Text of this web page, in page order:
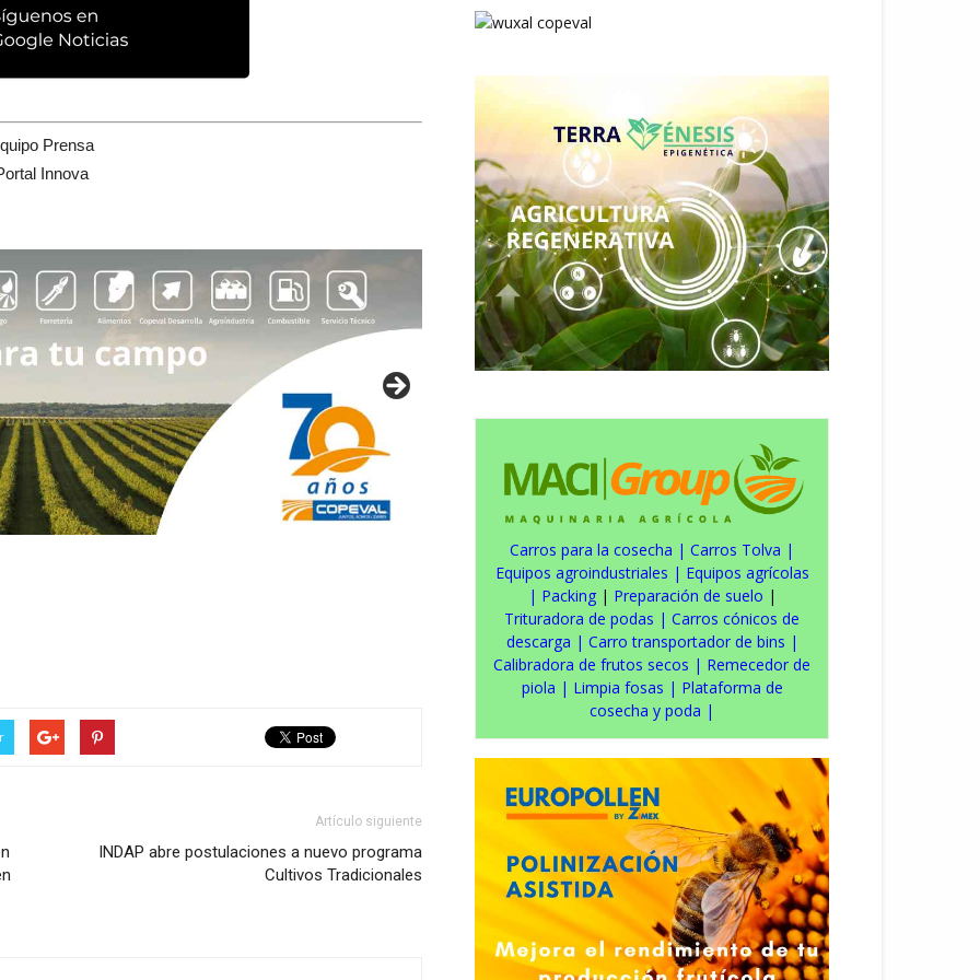
Prensa
Innova
Artículo siguiente
INDAP abre postulaciones a nuevo programa
Cultivos Tradicionales
Carros para la cosecha | Carros Tolva |
Equipos agroindustriales | Equipos agrícolas
| Packing| Preparación de suelo |
Trituradora de podas | Carros cónicos de
descarga | Carro transportador de bins |
Calibradora de frutos secos | Remecedor de
piola | Limpia fosas | Plataforma de
cosecha y poda |